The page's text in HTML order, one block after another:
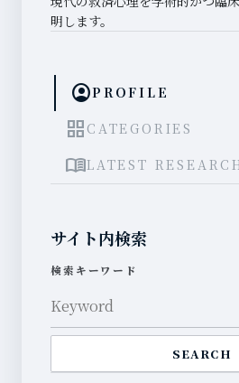
明します。
account_circlePROFILE
grid_view CATEGORIES
menu_bookLATEST
サイト内検索
検索キーワード
SEARCH